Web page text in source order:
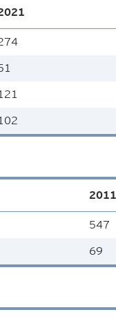
2011
547
69